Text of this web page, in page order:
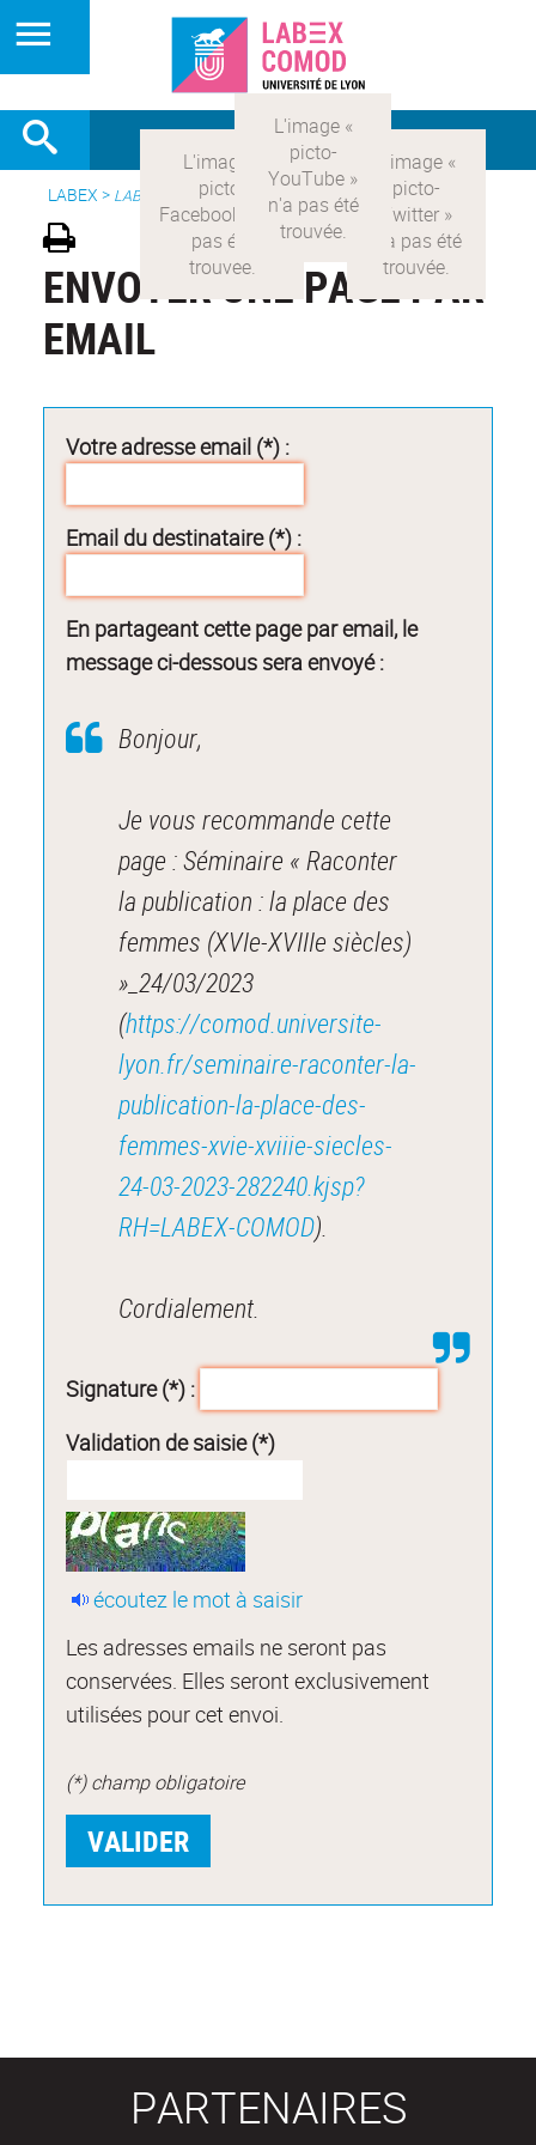
LABEX > LABEX COMOD
ENVOYER UNE PAGE PAR
EMAIL
Votre adresse email (*) :
Email du destinataire (*) :
En partageant cette page par email, le
message ci-dessous sera envoyé :
Bonjour,
Je vous recommande cette
page : Séminaire « Raconter
la publication : la place des
femmes (XVIe-XVIIIe siècles)
»_24/03/2023
(https://comod.universite-
lyon.fr/seminaire-raconter-la-
publication-la-place-des-
femmes-xvie-xviiie-siecles-
24-03-2023-282240.kjsp?
RH=LABEX-COMOD).
Cordialement.
Signature (*) :
Validation de saisie (*)
écoutez le mot à saisir
Les adresses emails ne seront pas
conservées. Elles seront exclusivement
utilisées pour cet envoi.
(*) champ obligatoire
PARTENAIRES